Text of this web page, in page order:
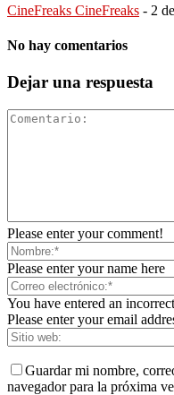
CineFreaks CineFreaks - 2
No hay comentarios
Dejar una respuesta
Please enter your comment!
Please enter your name here
You have entered an
Please enter your email
Guardar mi nombre,
navegador para la próxima